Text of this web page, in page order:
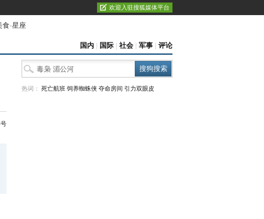
欢迎入驻搜狐媒体平台
食-星座
国内 国际 社会 军事 评论
热词： 死亡航班 饲养蜘蛛侠 夺命房间 引力双眼皮